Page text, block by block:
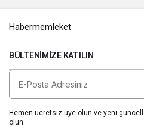
Habermemleket
BÜLTENIMIZE KATILIN
Hemen ücretsiz üye olun ve yeni
olun.